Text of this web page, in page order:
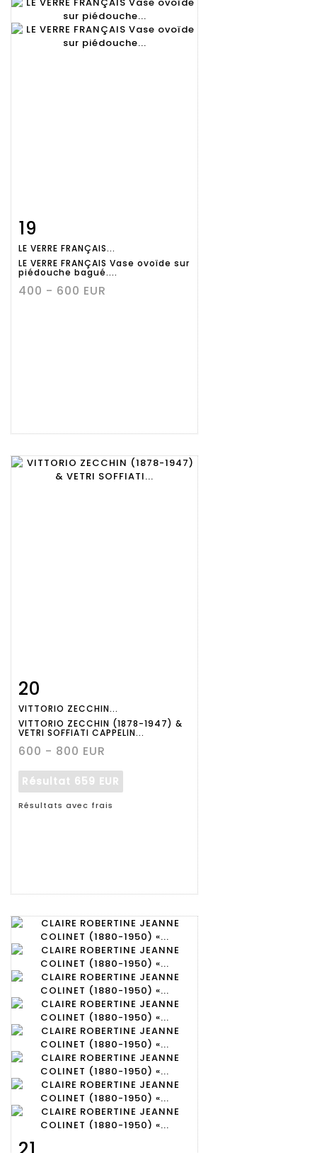
détaillée
19
LE VERRE FRANÇAIS...
LE VERRE FRANÇAIS Vase ovoïde sur
piédouche bagué....
400 - 600 EUR
détaillée
20
VITTORIO ZECCHIN...
VITTORIO ZECCHIN (1878-1947) &
VETRI SOFFIATI CAPPELIN...
600 - 800 EUR
Résultat 659 EUR
Résultats avec frais